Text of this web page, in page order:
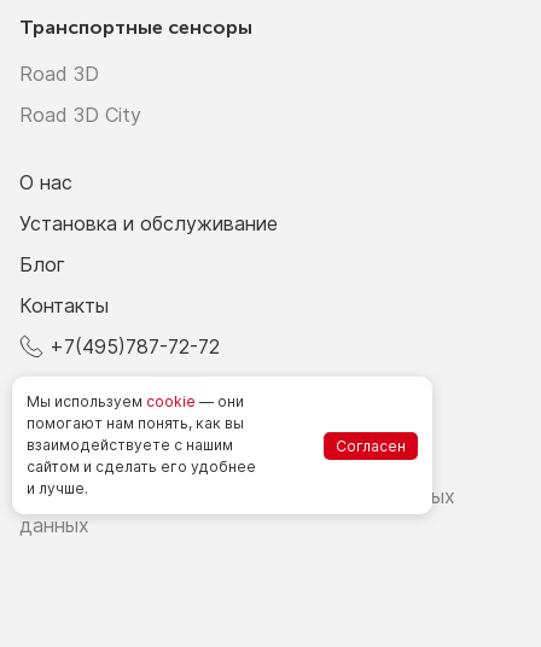
Транспортные сенсоры
Road 3D
Road 3D City
О нас
Установка и обслуживание
Блог
Контакты
+7(495)787-72-72
Счетчики посетителей в РФ
Политика в области обработки персональных
данных
Мы используем cookie — они
помогают нам понять, как вы
взаимодействуете с нашим
сайтом и сделать его удобнее
и лучше.
Согласен